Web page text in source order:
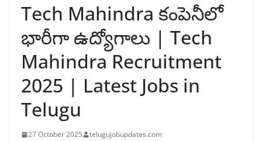
Tech Mahindra కంపెనీలో
భారీగా ఉద్యోగాలు | Tech
Mahindra Recruitment
2025 | Latest Jobs in
Telugu
27 October 2025 telugujobupdates.com